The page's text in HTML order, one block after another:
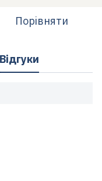
Порівняти
Відгуки